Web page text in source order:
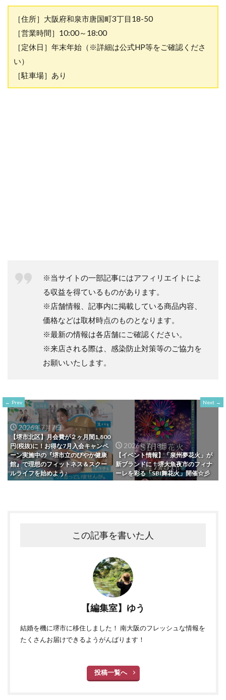
［住所］大阪府和泉市唐国町3丁目18-50
［営業時間］10:00～18:00
［定休日］年末年始（※詳細は公式HP等をご確認くださ
い）
［駐車場］あり
※当サイトの一部記事にはアフィリエイトによ
る収益を得ているものがあります。
※店舗情報、記事内に掲載している商品内容、
価格などは取材時点のものとなります。
※最新の情報は各店舗にご確認ください。
※来店される際は、感染防止対策等のご協力を
お願いいたします。
Prev
2026年7月7日
【堺市北区】月会費が２ヶ月間1,800
円(税抜)に！お得な7月入会キャンペ
ーン実施中の『堺市立のびやか健康
館』で理想のフィットネス＆スクー
ルライフを始めよう♪
Next
2026年7月8日
【イベント情報】「泉州夢花火」が
新ブランドに！堺大魚夜市のフィナ
ーレを彩る「SBI舞花火」開催☆彡
この記事を書いた人
【編集室】ゆう
結婚を機に堺市に移住しました！ 南大阪のフレッシュな情報を
たくさんお届けできるようがんばります！
投稿一覧へ